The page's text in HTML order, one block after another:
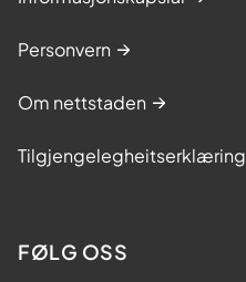
Personvern
Om nettstaden
Tilgjengelegheitserklæring
FØLG OSS